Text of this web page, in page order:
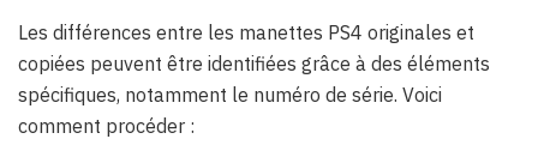
Les différences entre les manettes PS4 originales et
copiées peuvent être identifiées grâce à des éléments
spécifiques, notamment le numéro de série. Voici
comment procéder :